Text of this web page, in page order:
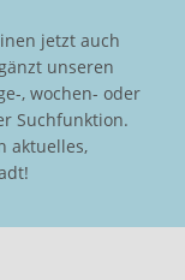
jetzt auch
unseren
, wochen- oder
Suchfunktion.
aktuelles,